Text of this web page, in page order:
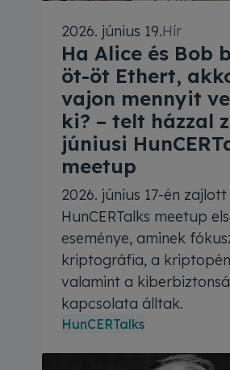
2026. június 19.Hír
Ha Alice és Bob
öt-öt Ethert,
vajon mennyit
ki? – telt házzal
júniusi
meetup
2026. június 17-én zajlott
HunCERTalks meetup
eseménye, aminek
kriptográfia, a
valamint a
kapcsolata álltak.
HunCERTalks